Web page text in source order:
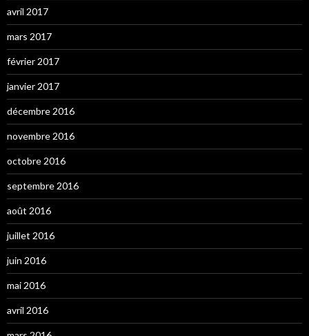
avril 2017
mars 2017
février 2017
janvier 2017
décembre 2016
novembre 2016
octobre 2016
septembre 2016
août 2016
juillet 2016
juin 2016
mai 2016
avril 2016